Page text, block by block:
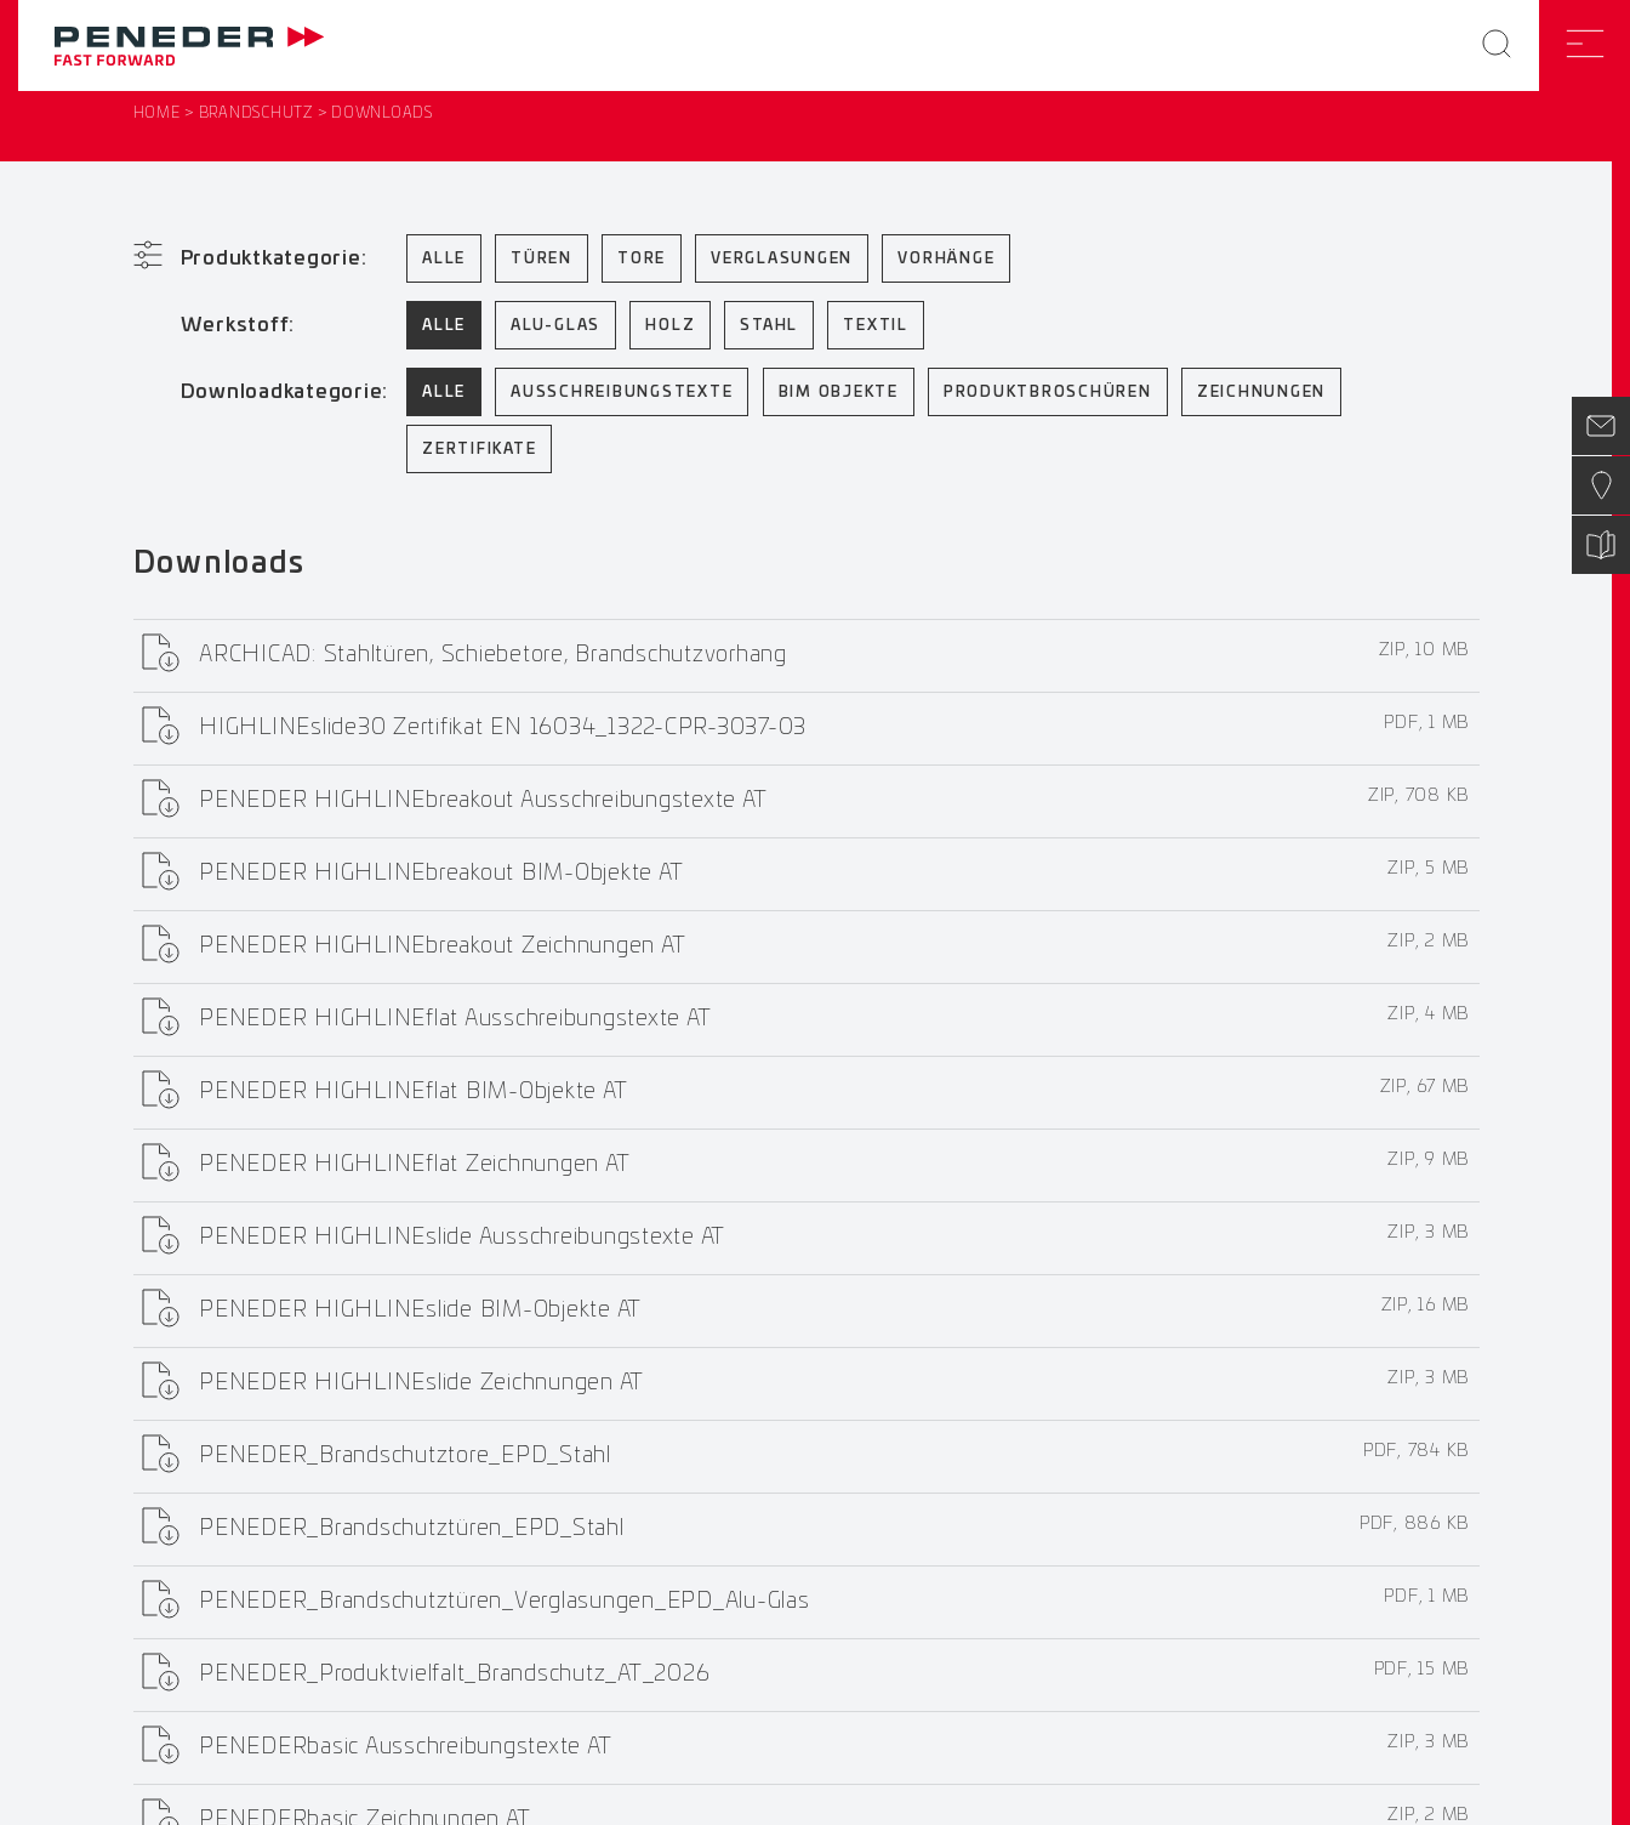
HOME BRANDSCHUTZ DOWNLOADS
Produktkategorie: ALLE TÜREN TORE VERGLASUNGEN VORHÄNGE
Werkstoff: ALLE ALU-GLAS HOLZ STAHL TEXTIL
Downloadkategorie: ALLE AUSSCHREIBUNGSTEXTE BIM OBJEKTE PRODUKTBROSCHÜREN ZEICHNUNGEN
ZERTIFIKATE
Downloads
ARCHICAD: Stahltüren, Schiebetore, Brandschutzvorhang ZIP, 10 MB
HIGHLINEslide30 Zertifikat EN 16034_1322-CPR-3037-03 PDF, 1 MB
PENEDER HIGHLINEbreakout Ausschreibungstexte AT ZIP, 708 KB
PENEDER HIGHLINEbreakout BIM-Objekte AT ZIP, 5 MB
PENEDER HIGHLINEbreakout Zeichnungen AT ZIP, 2 MB
PENEDER HIGHLINEflat Ausschreibungstexte AT ZIP, 4 MB
PENEDER HIGHLINEflat BIM-Objekte AT ZIP, 67 MB
PENEDER HIGHLINEflat Zeichnungen AT ZIP, 9 MB
PENEDER HIGHLINEslide Ausschreibungstexte AT ZIP, 3 MB
PENEDER HIGHLINEslide BIM-Objekte AT ZIP, 16 MB
PENEDER HIGHLINEslide Zeichnungen AT ZIP, 3 MB
PENEDER_Brandschutztore_EPD_Stahl PDF, 784 KB
PENEDER_Brandschutztüren_EPD_Stahl PDF, 886 KB
PENEDER_Brandschutztüren_Verglasungen_EPD_Alu-Glas PDF, 1 MB
PENEDER_Produktvielfalt_Brandschutz_AT_2026 PDF, 15 MB
PENEDERbasic Ausschreibungstexte AT ZIP, 3 MB
PENEDERbasic Zeichnungen AT ZIP, 2 MB